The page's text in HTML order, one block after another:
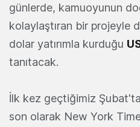
günlerde, kamuoyunun
kolaylaştıran bir projeyle
dolar yatırımla kurduğu
tanıtacak.
İlk kez geçtiğimiz
son olarak New York